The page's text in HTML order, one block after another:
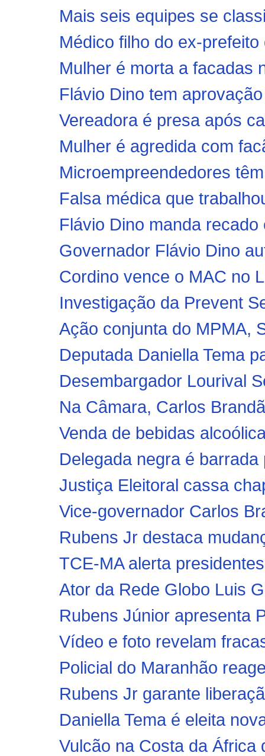
Mais seis equipes se
Médico filho do ex-
Mulher é morta a facadas
Flávio Dino tem
Vereadora é presa após
Mulher é agredida com
Microempreendedores
Falsa médica que
Flávio Dino manda
Governador Flávio Dino
Cordino vence o MAC no
Investigação da Prevent
Ação conjunta do MPMA,
Deputada Daniella Tema
Desembargador Lourival
Na Câmara, Carlos
Venda de bebidas
Delegada negra é
Justiça Eleitoral cassa
Vice-governador Carlos
Rubens Jr destaca
TCE-MA alerta
Ator da Rede Globo Luis
Rubens Júnior apresenta
Vídeo e foto revelam
Policial do Maranhão
Rubens Jr garante
Daniella Tema é eleita
Vulcão na Costa da África